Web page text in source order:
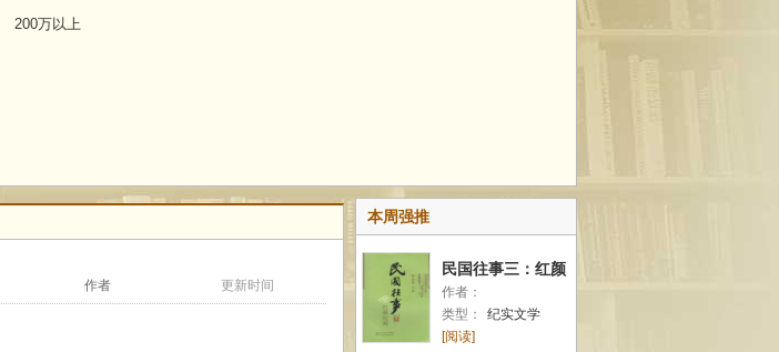
200万以上
作者 更新时间
本周强推
民国往事三：红颜
纪闻
作者：
类型：
纪实文学
[阅读]